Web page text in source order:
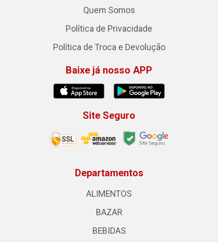
Quem Somos
Política de Privacidade
Política de Troca e Devolução
Baixe já nosso APP
Site Seguro
Departamentos
ALIMENTOS
BAZAR
BEBIDAS